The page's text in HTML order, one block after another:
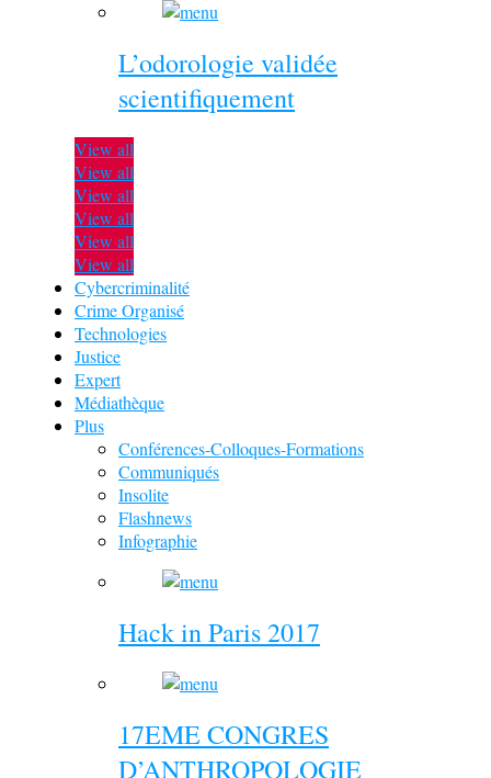
L’odorologie validée
scientifiquement
View all
View all
View all
View all
View all
View all
Cybercriminalité
Crime Organisé
Technologies
Justice
Expert
Médiathèque
Plus
Conférences-Colloques-Formations
Communiqués
Insolite
Flashnews
Infographie
Hack in Paris 2017
17EME CONGRES
D’ANTHROPOLOGIE